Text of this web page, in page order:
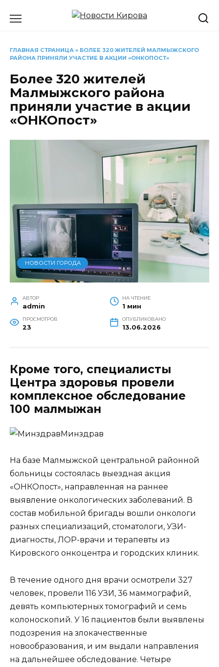
ГЛАВНАЯ СТРАНИЦА » БОЛЕЕ 320 ЖИТЕЛЕЙ МАЛМЫЖСКОГО
РАЙОНА ПРИНЯЛИ УЧАСТИЕ В АКЦИИ «ОНКОПОСТ»
Более 320 жителей
Малмыжского района
приняли участие в акции
«ОНКОпост»
НОВОСТИ ГОРОДА
АВТОР
admin
НА ЧТЕНИЕ
1 мин
ПРОСМОТРОВ
23
ОПУБЛИКОВАНО
13.06.2026
Кроме того, специалисты
Центра здоровья провели
комплексное обследование
100 малмыжан
Минздрав
На базе Малмыжской центральной районной
больницы состоялась выездная акция
«ОНКОпост», направленная на раннее
выявление онкологических заболеваний. В
состав мобильной бригады вошли онкологи
разных специализаций, стоматологи, УЗИ-
диагносты, ЛОР-врачи и терапевты из
Кировского онкоцентра и городских клиник.
В течение одного дня врачи осмотрели 327
человек, провели 116 УЗИ, 36 маммографий,
девять компьютерных томографий и семь
колоноскопий. У 16 пациентов были выявлены
подозрения на злокачественные
новообразования, и им выдали направления
на дальнейшее обследование. Четыре